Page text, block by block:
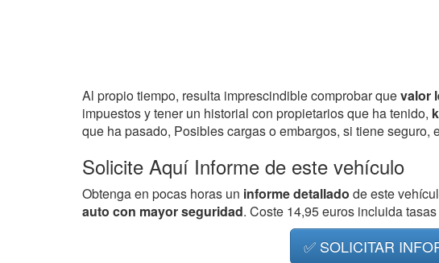
Al propio tiempo, resulta imprescindible comprobar quevalor
impuestos y tener un historial con propietarios que ha tenido,
que ha pasado, Posibles cargas o embargos, si tiene seguro,
Solicite Aquí Informe de este vehículo
Obtenga en pocas horas un informe detallado de este
auto con mayor seguridad. Coste 14,95 euros incluida
✅ SOLICITAR